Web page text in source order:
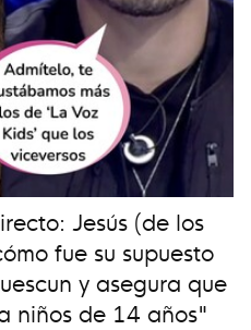
Jesús (de los
fue su supuesto
y asegura que
niños de 14 años"